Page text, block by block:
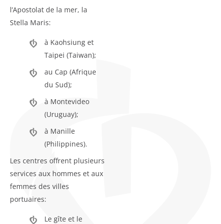
l’Apostolat de la mer, la
Stella Maris:
à Kaohsiung et
Taipei (Taiwan);
au Cap (Afrique
du Sud);
à Montevideo
(Uruguay);
à Manille
(Philippines).
Les centres offrent plusieurs
services aux hommes et aux
femmes des villes
portuaires:
Le gîte et le